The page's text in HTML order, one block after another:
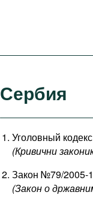
Сербия
Уголовный
(Кривични
Закон №79/2005-
(Закон о